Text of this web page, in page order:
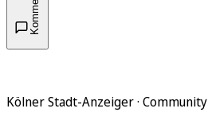
Kölner Stadt-Anzeiger · Community